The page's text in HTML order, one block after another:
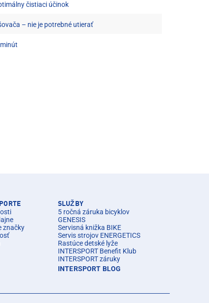
čistiaci účinok
– nie je potrebné utierať
značky
SLUŽBY
5 ročná záruka bicyklov
GENESIS
Servisná knižka BIKE
Servis strojov ENERGETICS
Rastúce detské lyže
INTERSPORT Benefit Klub
INTERSPORT záruky
INTERSPORT BLOG